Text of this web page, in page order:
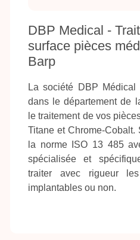
DBP Medical -
surface pièces
Barp
La société DBP
dans le département de
le traitement de vos
Titane et Chrome-Cobalt.
la norme ISO 13 485
spécialisée et
traiter avec rigueur
implantables ou non.